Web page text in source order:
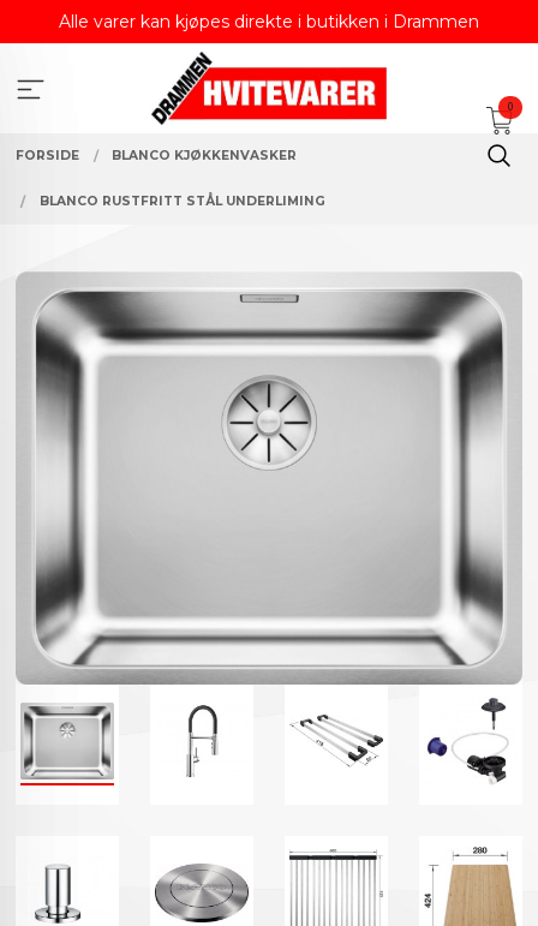
Alle varer kan kjøpes direkte i butikken i Drammen
0
FORSIDE BLANCO KJØKKENVASKER
BLANCO RUSTFRITT STÅL UNDERLIMING